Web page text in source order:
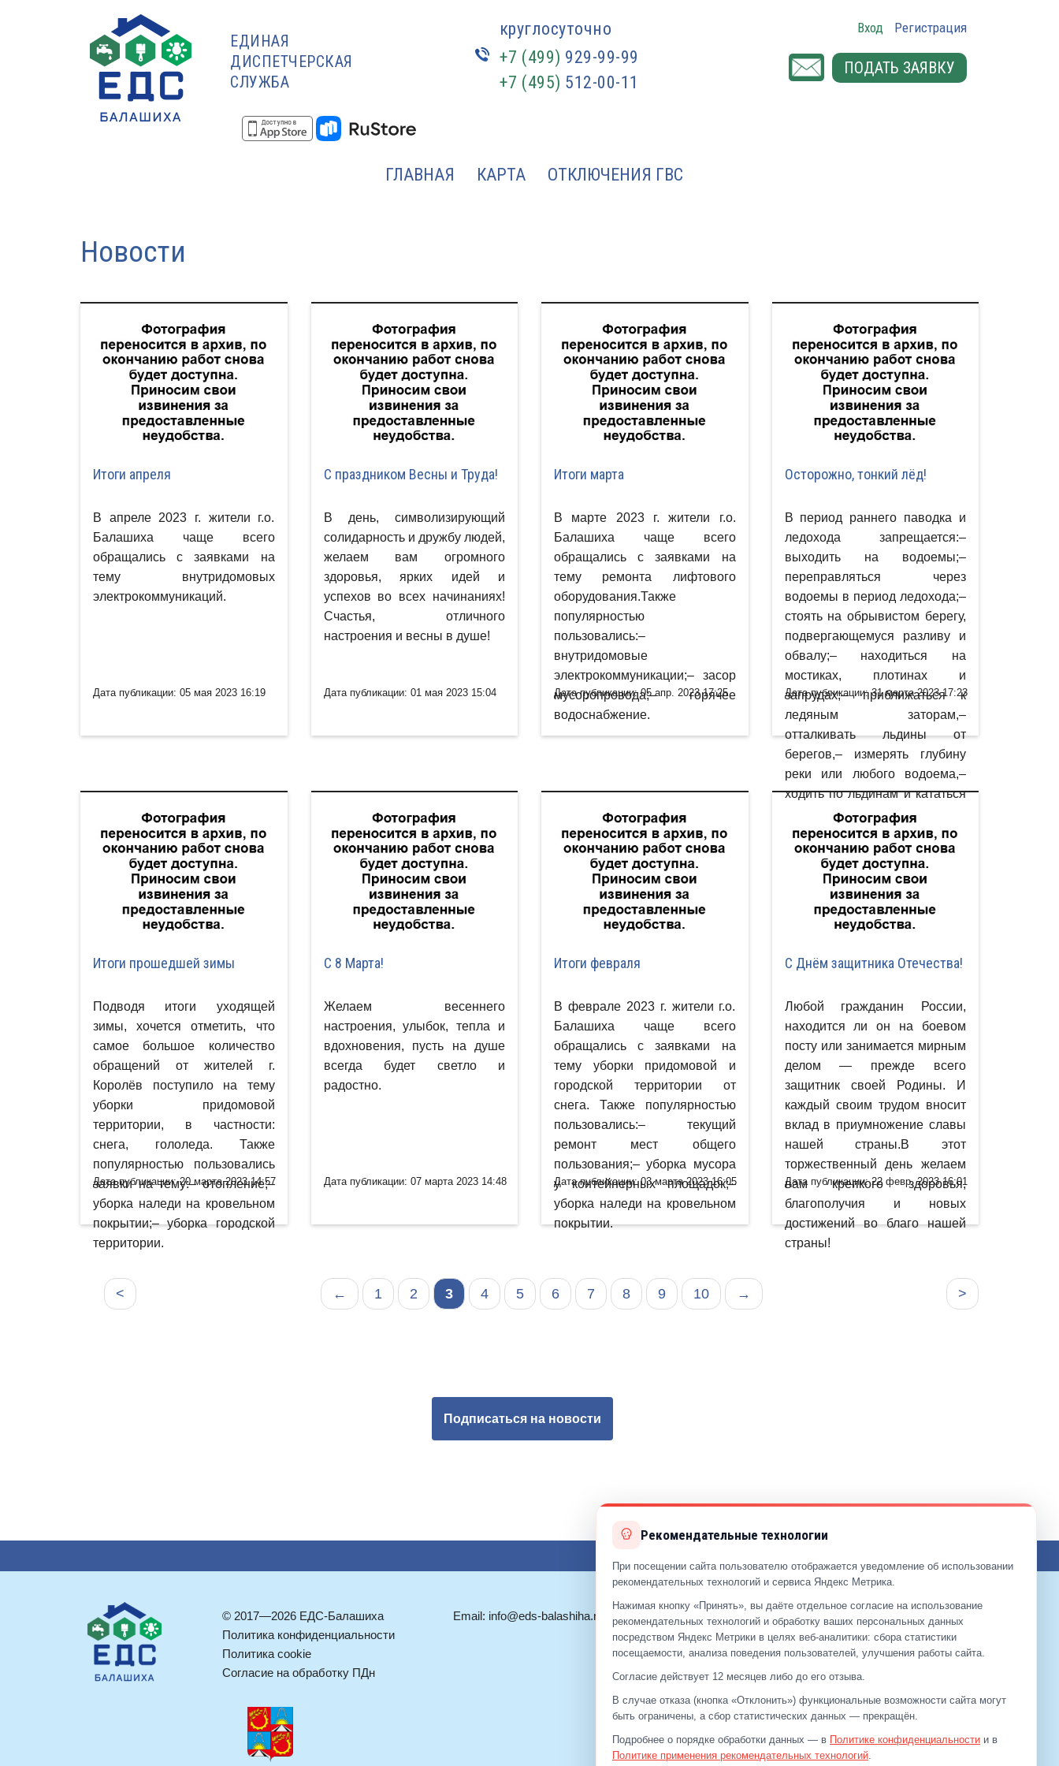
ЕДИНАЯ
ДИСПЕТЧЕРСКАЯ
СЛУЖБА
круглосуточно
+7 (499) 929-99-99
+7 (495) 512-00-11
Вход Регистрация
ПОДАТЬ ЗАЯВКУ
ГЛАВНАЯ КАРТА ОТКЛЮЧЕНИЯ ГВС
Новости
Итоги апреля
В апреле 2023 г. жители г.о.
Балашиха чаще всего
обращались с заявками на
тему внутридомовых
электрокоммуникаций.
Дата публикации: 05 мая 2023 16:19
С праздником Весны и Труда!
В день, символизирующий
солидарность и дружбу людей,
желаем вам огромного
здоровья, ярких идей и
успехов во всех начинаниях!
Счастья, отличного
настроения и весны в душе!
Дата публикации: 01 мая 2023 15:04
Итоги марта
В марте 2023 г. жители г.о.
Балашиха чаще всего
обращались с заявками на
тему ремонта лифтового
оборудования.Также
популярностью
пользовались:–
внутридомовые
электрокоммуникации;– засор
мусоропровода;– горячее
водоснабжение.
Дата публикации: 05 апр. 2023 17:25
Осторожно, тонкий лёд!
В период раннего паводка и
ледохода запрещается:–
выходить на водоемы;–
переправляться через
водоемы в период ледохода;–
стоять на обрывистом берегу,
подвергающемуся разливу и
обвалу;– находиться на
мостиках, плотинах и
запрудах;– приближаться к
ледяным заторам,–
отталкивать льдины от
берегов,– измерять глубину
реки или любого водоема,–
ходить по льдинам и кататься
на них.– кататься на горках,
выходящих на водные
объекты.
Дата публикации: 31 марта 2023 17:23
Итоги прошедшей зимы
Подводя итоги уходящей
зимы, хочется отметить, что
самое большое количество
обращений от жителей г.
Королёв поступило на тему
уборки придомовой
территории, в частности:
снега, гололеда. Также
популярностью пользовались
заявки на тему:– отопление;–
уборка наледи на кровельном
покрытии;– уборка городской
территории.
Дата публикации: 20 марта 2023 14:57
С 8 Марта!
Желаем весеннего
настроения, улыбок, тепла и
вдохновения, пусть на душе
всегда будет светло и
радостно.
Дата публикации: 07 марта 2023 14:48
Итоги февраля
В феврале 2023 г. жители г.о.
Балашиха чаще всего
обращались с заявками на
тему уборки придомовой и
городской территории от
снега. Также популярностью
пользовались:– текущий
ремонт мест общего
пользования;– уборка мусора
у контейнерных площадок;–
уборка наледи на кровельном
покрытии.
Дата публикации: 03 марта 2023 16:05
С Днём защитника Отечества!
Любой гражданин России,
находится ли он на боевом
посту или занимается мирным
делом — прежде всего
защитник своей Родины. И
каждый своим трудом вносит
вклад в приумножение славы
нашей страны.В этот
торжественный день желаем
вам крепкого здоровья,
благополучия и новых
достижений во благо нашей
страны!
Дата публикации: 22 февр. 2023 16:01
←
< 1 2 3 4 5 6 7 8 9 10 >
→
Подписаться на новости
© 2017—2026 ЕДС-Балашиха
Политика конфиденциальности
Политика cookie
Согласие на обработку ПДн
Email: info@eds-balashiha.ru +7 (499)929-99-99
+7 (495)512-00-11
Рекомендательные технологии
При посещении сайта пользователю отображается уведомление об использовании
рекомендательных технологий и сервиса Яндекс Метрика.
Нажимая кнопку «Принять», вы даёте отдельное согласие на использование
рекомендательных технологий и обработку ваших персональных данных
посредством Яндекс Метрики в целях веб‑аналитики: сбора статистики
посещаемости, анализа поведения пользователей, улучшения работы сайта.
Согласие действует 12 месяцев либо до его отзыва.
В случае отказа (кнопка «Отклонить») функциональные возможности сайта могут
быть ограничены, а сбор статистических данных — прекращён.
Подробнее о порядке обработки данных — в Политике конфиденциальности и в
Политике применения рекомендательных технологий.